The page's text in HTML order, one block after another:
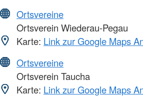
Ortsvereine
Ortsverein Wiederau-Pegau
Karte: Link zur Google Maps
Ortsvereine
Ortsverein Taucha
Karte: Link zur Google Maps